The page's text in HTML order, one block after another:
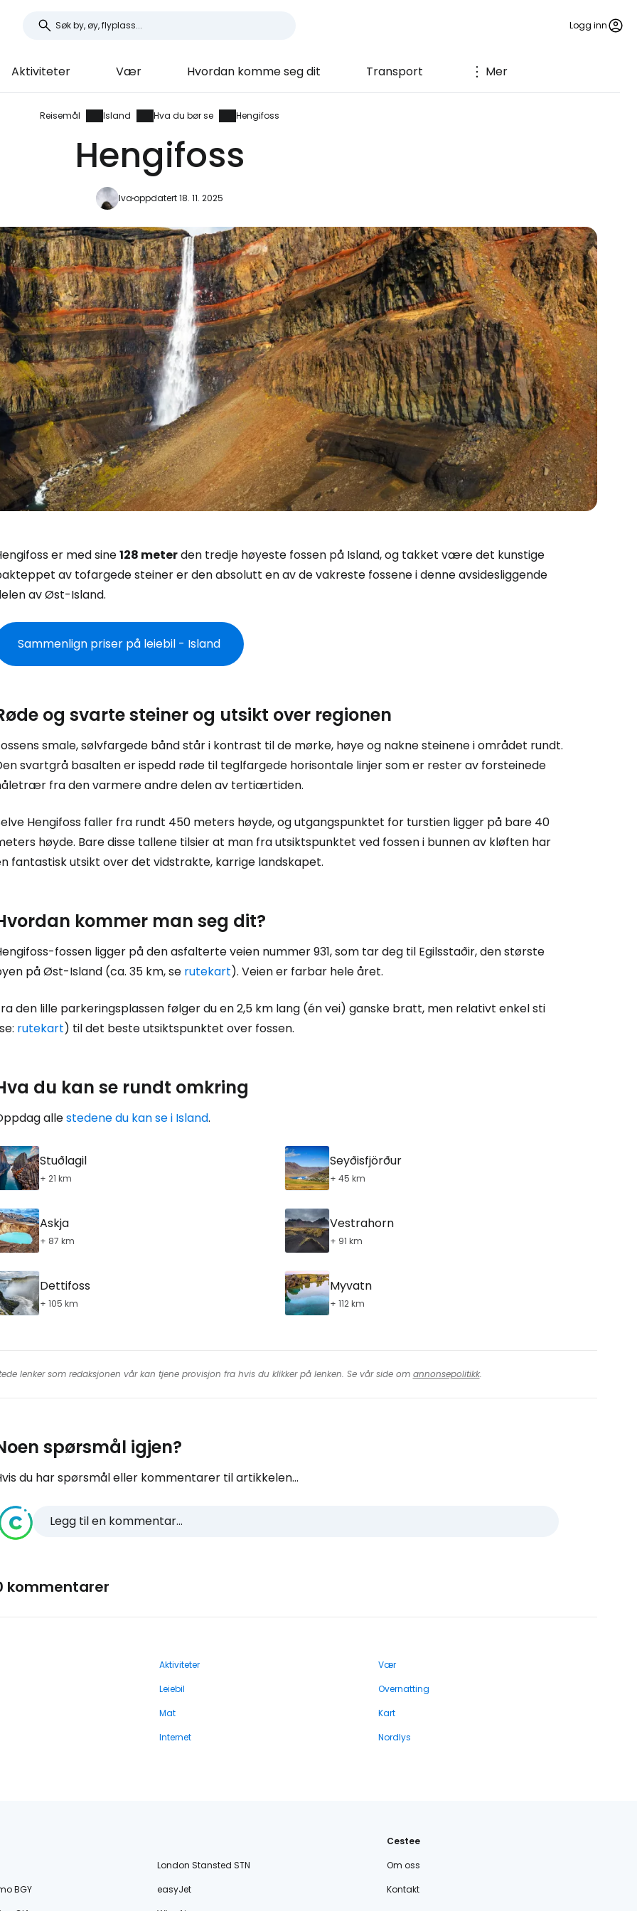
Logg inn
Aktiviteter Vær Hvordan komme seg dit Transport Mer
Reisemål Island Hva du bør se Hengifoss
Hengifoss
Ivaoppdatert 18. 11. 2025
er med sine128 meterden tredje høyeste fossen på Island, og takket være det kunstige
av tofargede steiner er den absolutt en av de vakreste fossene i denne avsidesliggende
av Øst-Island.
Sammenlign priser på leiebil - Island
og svarte steiner og utsikt over regionen
smale, sølvfargede bånd står i kontrast til de mørke, høye og nakne steinene i området rundt.
svartgrå basalten er ispedd røde til teglfargede horisontale linjer som er rester av forsteinede
fra den varmere andre delen av tertiærtiden.
Hengifoss faller fra rundt 450 meters høyde, og utgangspunktet for turstien ligger på bare 40
høyde. Bare disse tallene tilsier at man fra utsiktspunktet ved fossen i bunnen av kløften har
fantastisk utsikt over det vidstrakte, karrige landskapet.
kommer man seg dit?
fossen ligger på den asfalterte veien nummer 931, som tar deg til Egilsstaðir, den største
på Øst-Island (ca. 35 km, se rutekart). Veien er farbar hele året.
den lille parkeringsplassen følger du en 2,5 km lang (én vei) ganske bratt, men relativt enkel sti
rutekart) til det beste utsiktspunktet over fossen.
du kan se rundt omkring
allestedene du kan se i Island.
Stuðlagil
+ 21 km
Seyðisfjörður
+ 45 km
Askja
+ 87 km
Vestrahorn
+ 91 km
Dettifoss
+ 105 km
Myvatn
+ 112 km
lenker som redaksjonen vår kan tjene provisjon fra hvis du klikker på lenken. Se vår side om annonsepolitikk.
spørsmål igjen?
du har spørsmål eller kommentarer til artikkelen...
Legg til en kommentar...
kommentarer
Aktiviteter
Vær
Leiebil
Overnatting
Mat
Kart
Internet
Nordlys
London Stansted STN
BGY
easyJet
Cestee
Om oss
Kontakt
Logg inn på Cestee
... det verdensomspennende reisefellesskapet